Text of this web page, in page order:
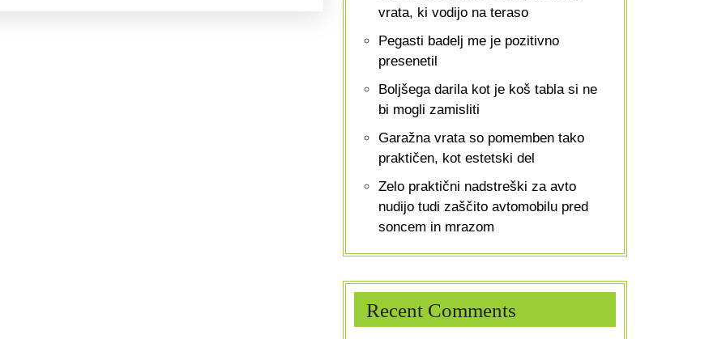
vrata, ki vodijo na teraso
Pegasti badelj me je pozitivno
presenetil
Boljšega darila kot je koš tabla si ne
bi mogli zamisliti
Garažna vrata so pomemben tako
praktičen, kot estetski del
Zelo praktični nadstreški za avto
nudijo tudi zaščito avtomobilu pred
soncem in mrazom
Recent Comments